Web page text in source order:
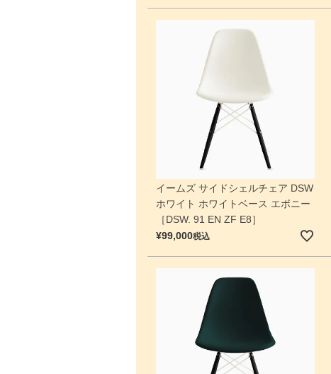
イームズ サイドシェルチェア DSW
ホワイト ホワイトベース エボニー
［DSW. 91 EN ZF E8］
¥99,000税込